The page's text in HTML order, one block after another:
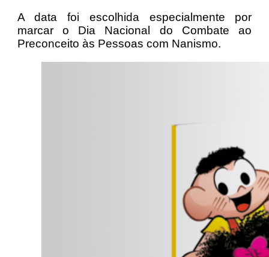
A data foi escolhida especialmente por
marcar o Dia Nacional do Combate ao
Preconceito às Pessoas com Nanismo.